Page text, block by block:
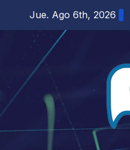
contenido
Jue. Ago 6th, 2026